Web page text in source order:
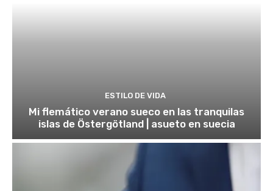
ESTILO DE VIDA
Mi flemático verano sueco en las tranquilas
islas de Östergötland | asueto en suecia